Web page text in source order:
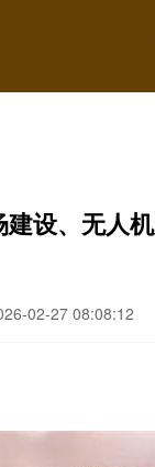
设、无人
02-27 08:08:12